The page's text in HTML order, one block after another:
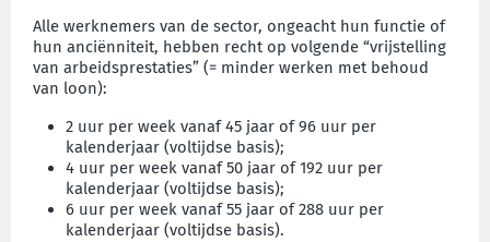
Alle werknemers van de sector, ongeacht hun functie of
hun anciënniteit, hebben recht op volgende “vrijstelling
van arbeidsprestaties” (= minder werken met behoud
van loon):
2 uur per week vanaf 45 jaar of 96 uur per
kalenderjaar (voltijdse basis);
4 uur per week vanaf 50 jaar of 192 uur per
kalenderjaar (voltijdse basis);
6 uur per week vanaf 55 jaar of 288 uur per
kalenderjaar (voltijdse basis).